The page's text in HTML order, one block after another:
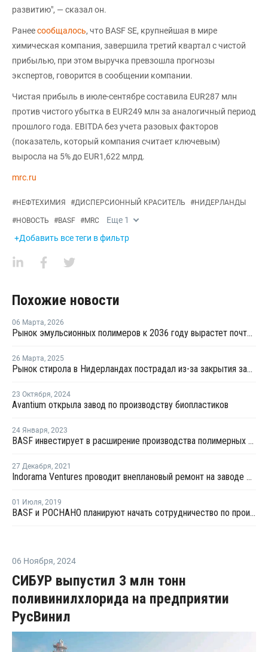
развитию", — сказал он.
Ранеесообщалось, что BASF SE, крупнейшая в мире
химическая компания, завершила третий квартал с чистой
прибылью, при этом выручка превзошла прогнозы
экспертов, говорится в сообщении компании.
Чистая прибыль в июле-сентябре составила EUR287 млн
против чистого убытка в EUR249 млн за аналогичный период
прошлого года. EBITDA без учета разовых факторов
(показатель, который компания считает ключевым)
выросла на 5% до EUR1,622 млрд.
mrc.ru
#НЕФТЕХИМИЯ #ДИСПЕРСИОННЫЙ КРАСИТЕЛЬ #НИДЕРЛАНДЫ
#НОВОСТЬ #BASF #MRC Еще 1
+Добавить все теги в фильтр
Похожие новости
06 Марта, 2026
Рынок эмульсионных полимеров к 2036 году вырастет почти вдвое
26 Марта, 2025
Рынок стирола в Нидерландах пострадал из-за закрытия заводов LyondellBasell и Covestro
23 Октября, 2024
Avantium открыла завод по производству биопластиков
24 Января, 2023
BASF инвестирует в расширение производства полимерных дисперсий в Индонезии
27 Декабря, 2021
Indorama Ventures проводит внеплановый ремонт на заводе ПЭТ в Роттердаме
01 Июля, 2019
BASF и РОСНАНО планируют начать сотрудничество по производству водных полимерных дисперсий
06 Ноября, 2024
СИБУР выпустил 3 млн тонн
поливинилхлорида на предприятии
РусВинил